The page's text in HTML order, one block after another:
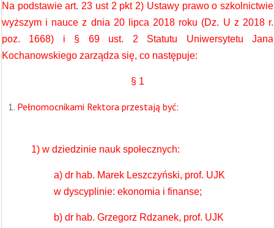
Na podstawie art. 23 ust 2 pkt 2) Ustawy prawo o szkolnictwie
wyższym i nauce z dnia 20 lipca 2018 roku (Dz. U z 2018 r.
poz. 1668) i § 69 ust. 2 Statutu Uniwersytetu Jana
Kochanowskiego zarządza się, co następuje:
§ 1
Pełnomocnikami Rektora przestają być:
1) w dziedzinie nauk społecznych:
a) dr hab. Marek Leszczyński, prof. UJK
w dyscyplinie: ekonomia i finanse;
b) dr hab. Grzegorz Rdzanek, prof. UJK